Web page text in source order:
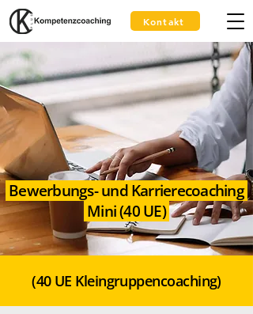
Kontakt
Bewerbungs- und Karrierecoaching
Mini (40 UE)
(40 UE Kleingruppencoaching)